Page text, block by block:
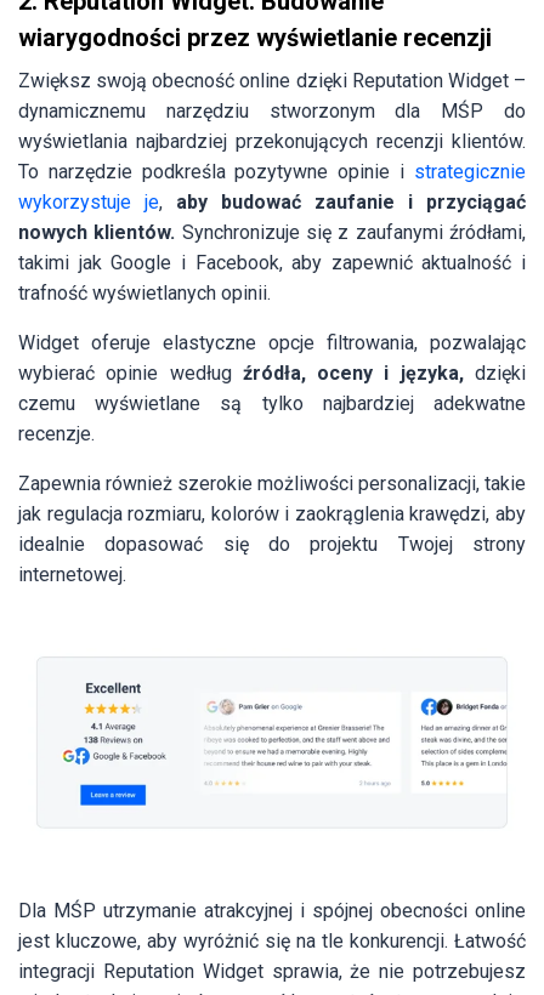
wiarygodności przez wyświetlanie recenzji
Zwiększ swoją obecność online dzięki Reputation Widget –
dynamicznemu narzędziu stworzonym dla MŚP do
wyświetlania najbardziej przekonujących recenzji klientów.
To narzędzie podkreśla pozytywne opinie i strategicznie
wykorzystuje je, aby budować zaufanie i przyciągać
nowych klientów. Synchronizuje się z zaufanymi źródłami,
takimi jak Google i Facebook, aby zapewnić aktualność i
trafność wyświetlanych opinii.
Widget oferuje elastyczne opcje filtrowania, pozwalając
wybierać opinie według źródła, oceny i języka,dzięki
czemu wyświetlane są tylko najbardziej adekwatne
recenzje.
Zapewnia również szerokie możliwości personalizacji, takie
jak regulacja rozmiaru, kolorów i zaokrąglenia krawędzi, aby
idealnie dopasować się do projektu Twojej strony
internetowej.
Dla MŚP utrzymanie atrakcyjnej i spójnej obecności online
jest kluczowe, aby wyróżnić się na tle konkurencji. Łatwość
integracji Reputation Widget sprawia, że nie potrzebujesz